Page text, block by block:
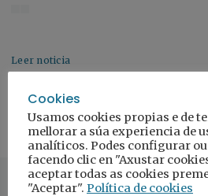
Leer noticia
Cookies
Usamos cookies propias e de
mellorar a súa experiencia de
analíticos. Podes configurar
facendo clic en "Axustar
aceptar todas as cookies
"Aceptar". Política de cookies